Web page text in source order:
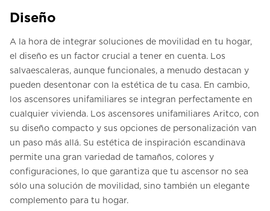
Diseño
A la hora de integrar soluciones de movilidad en tu hogar,
el diseño es un factor crucial a tener en cuenta. Los
salvaescaleras, aunque funcionales, a menudo destacan y
pueden desentonar con la estética de tu casa. En cambio,
los ascensores unifamiliares se integran perfectamente en
cualquier vivienda. Los ascensores unifamiliares Aritco, con
su diseño compacto y sus opciones de personalización van
un paso más allá. Su estética de inspiración escandinava
permite una gran variedad de tamaños, colores y
configuraciones, lo que garantiza que tu ascensor no sea
sólo una solución de movilidad, sino también un elegante
complemento para tu hogar.